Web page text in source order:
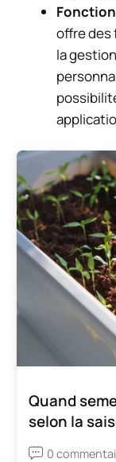
offre des
la
Quand
selon la
0